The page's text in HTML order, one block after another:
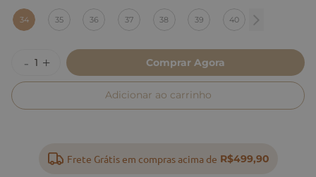
: 34
34 35 36 37 38 39 40
Comprar Agora
Adicionar ao carrinho
Frete Grátis em compras acima de R$499,90